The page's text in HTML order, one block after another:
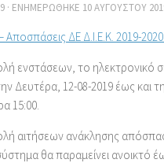
· ΕΝΗΜΕΡΏΘΗΚΕ 10 ΑΥΓΟΎΣΤΟΥ
Αποσπάσεις ΔΕ Δ.Ι.Ε.Κ. 2019-
ενστάσεων, το ηλεκτρονικό
Δευτέρα, 12-08-2019 έως και
15:00.
αιτήσεων ανάκλησης
θα παραμείνει ανοικτό